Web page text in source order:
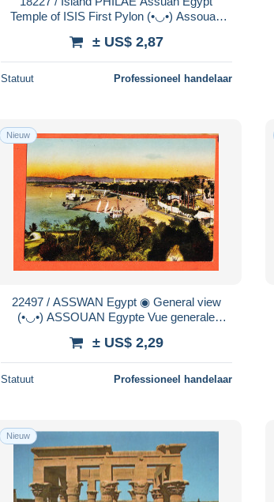
Temple of ISIS First Pylon (•◡•) Assouan
± US$ 2,87
Statuut Professioneel handelaar
Nieuw
22497 / ASSWAN Egypt ◉ General view
(•◡•) ASSOUAN Egypte Vue generale
± US$ 2,29
Statuut Professioneel handelaar
Nieuw